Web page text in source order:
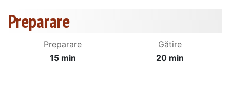
Preparare
Preparare
15 min
Gătire
20 min